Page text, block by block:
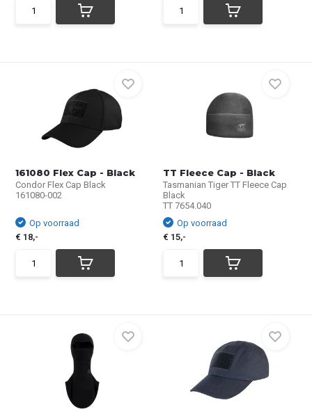
161080 Flex Cap - Black
Condor Flex Cap Black
161080-002
Op voorraad
€ 18,-
TT Fleece Cap - Black
Tasmanian Tiger TT Fleece Cap
Black
TT 7654.040
Op voorraad
€ 15,-